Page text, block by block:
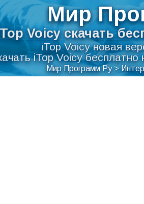
Мир
Voicy скачать
iTop Voicy новая
iTop Voicy
Мир Программ Ру>